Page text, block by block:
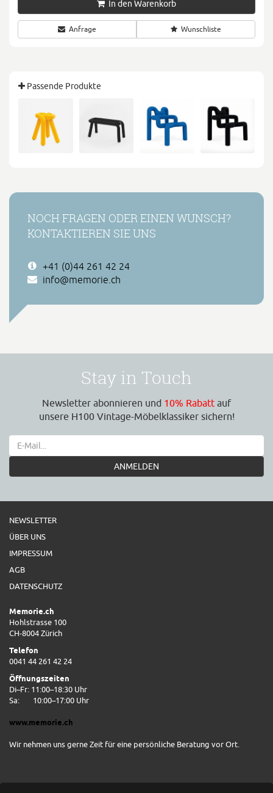
In den Warenkorb
Anfrage Wunschliste
Passende Produkte
NOCH FRAGEN ODER EINEN WUNSCH?
KONTAKTIEREN SIE UNS
+41 (0)44 261 42 24
info@memorie.ch
Stay in Touch
Newsletter abonnieren und 10% Rabatt auf
unsere H100 Vintage-Möbelklassiker sichern!
ANMELDEN
NEWSLETTER
ÜBER UNS
IMPRESSUM
AGB
DATENSCHUTZ
Memorie.ch
Hohlstrasse 100
CH-8004 Zürich
Telefon
0041 44 261 42 24
Öffnungszeiten
Di–Fr: 11:00–18:30 Uhr
Sa:
10:00–17:00 Uhr
www.memorie.ch
Wir nehmen uns gerne Zeit für eine persönliche Beratung vor Ort.